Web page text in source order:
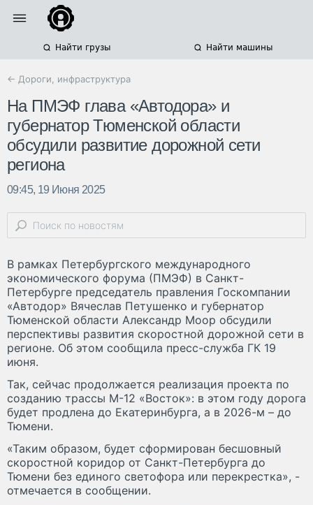
Найти грузы Найти машины
← Дороги, инфраструктура
На ПМЭФ глава «Автодора» и
губернатор Тюменской области
обсудили развитие дорожной сети
региона
09:45, 19 Июня 2025
В рамках Петербургского международного
экономического форума (ПМЭФ) в Санкт-
Петербурге председатель правления Госкомпании
«Автодор» Вячеслав Петушенко и губернатор
Тюменской области Александр Моор обсудили
перспективы развития скоростной дорожной сети в
регионе. Об этом сообщила пресс-служба ГК 19
июня.
Так, сейчас продолжается реализация проекта по
созданию трассы М-12 «Восток»: в этом году дорога
будет продлена до Екатеринбурга, а в 2026-м – до
Тюмени.
«Таким образом, будет сформирован бесшовный
скоростной коридор от Санкт-Петербурга до
Тюмени без единого светофора или перекрестка», -
отмечается в сообщении.